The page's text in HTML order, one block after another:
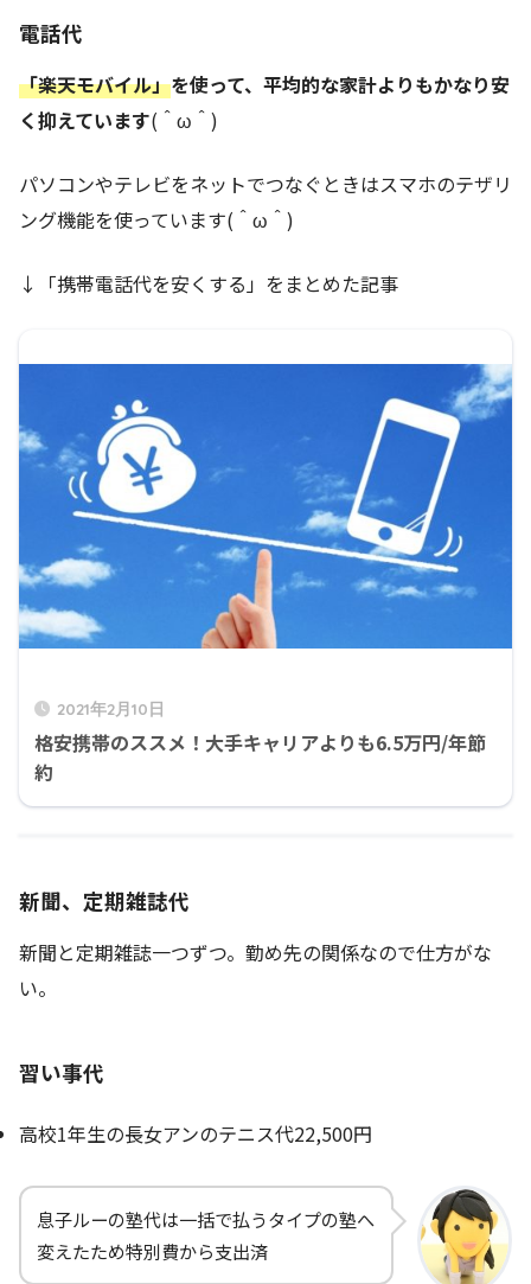
電話代
「楽天モバイル」を使って、平均的な家計よりもかなり安
く抑えています(＾ω＾)
パソコンやテレビをネットでつなぐときはスマホのテザリ
ング機能を使っています(＾ω＾)
↓「携帯電話代を安くする」をまとめた記事
2021年2月10日
格安携帯のススメ！大手キャリアよりも6.5万円/年節
約
新聞、定期雑誌代
新聞と定期雑誌一つずつ。勤め先の関係なので仕方がな
い。
習い事代
高校1年生の長女アンのテニス代22,500円
息子ルーの塾代は一括で払うタイプの塾へ
変えたため特別費から支出済